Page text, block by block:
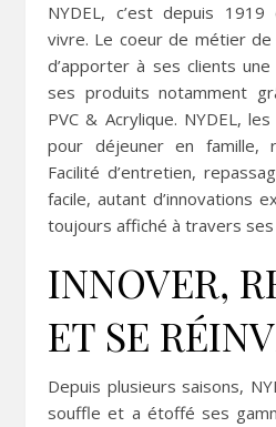
NYDEL, c’est depuis
vivre. Le coeur de métier
d’apporter à ses clients
ses produits notamment
PVC & Acrylique. NYDEL,
pour déjeuner en famille,
Facilité d’entretien,
facile, autant d’innovations
toujours affiché à travers
INNOVER,
ET SE
Depuis plusieurs saisons,
souffle et a étoffé ses